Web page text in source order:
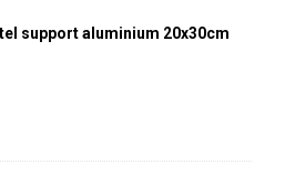
support aluminium 20x30cm